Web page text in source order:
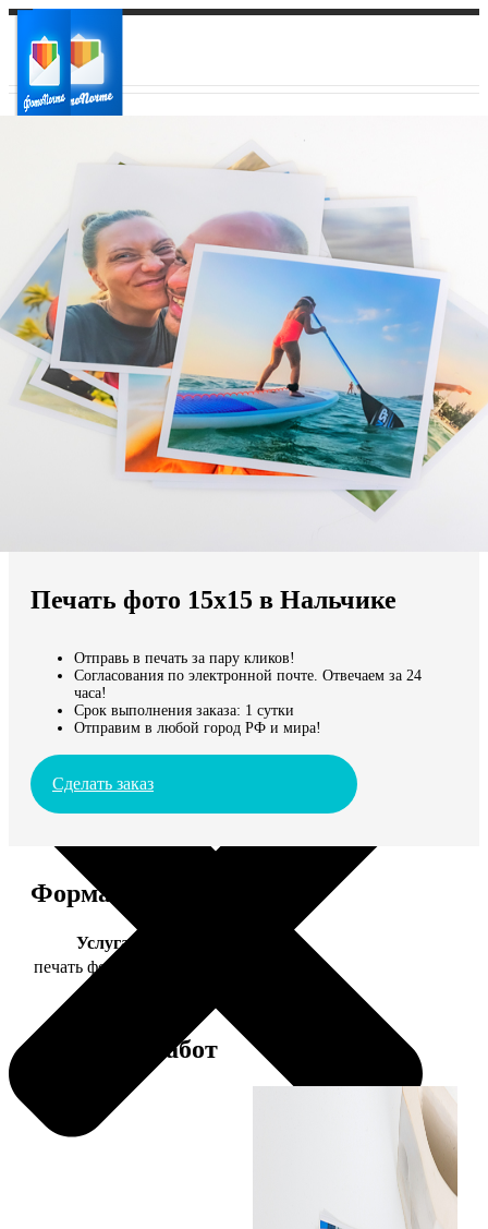
Ваш регион доставки
Выберите из списка:
Мы доставляем по всему миру
Продолжить без города
Печать фото 15х15 в Нальчике
Отправь в печать за пару кликов!
Согласования по электронной почте. Отвечаем за 24
часа!
Срок выполнения заказа: 1 сутки
Отправим в любой город РФ и мира!
Сделать заказ
Форматы и цены
Услуга
печать фото 15х15
Примеры работ